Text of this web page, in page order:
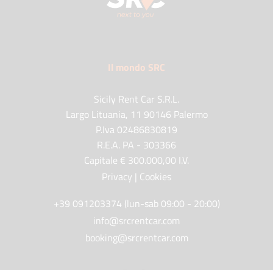
Il mondo SRC
Sicily Rent Car S.R.L.
Largo Lituania, 11 90146 Palermo
P.Iva 02486830819
R.E.A. PA - 303366
Capitale € 300.000,00 I.V.
Privacy | Cookies
+39 091203374 (lun-sab 09:00 - 20:00)
info@srcrentcar.com
booking@srcrentcar.com